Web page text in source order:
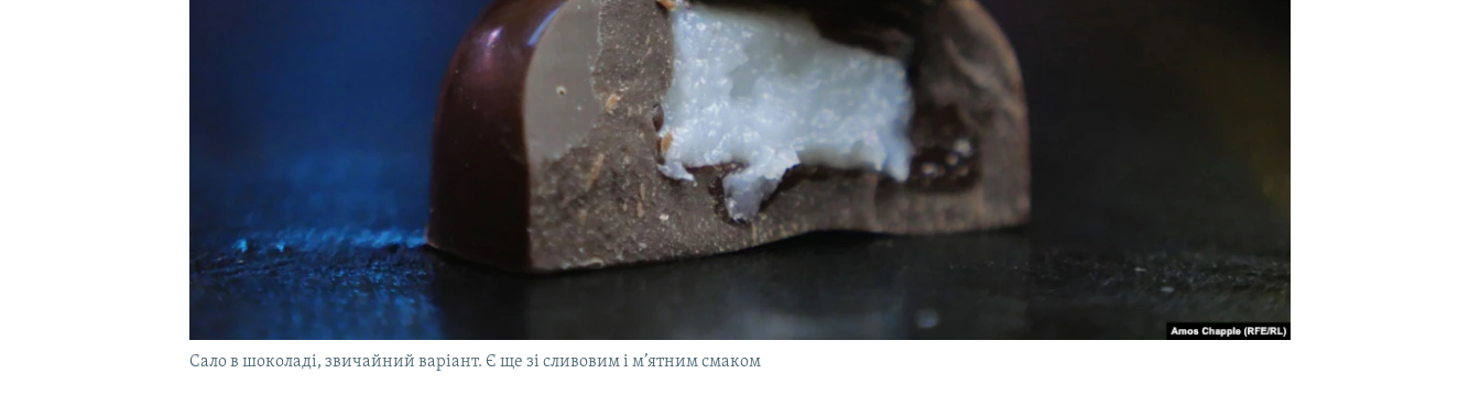
Сало в шоколаді, звичайний варіант. Є ще зі сливовим і м’ятним смаком